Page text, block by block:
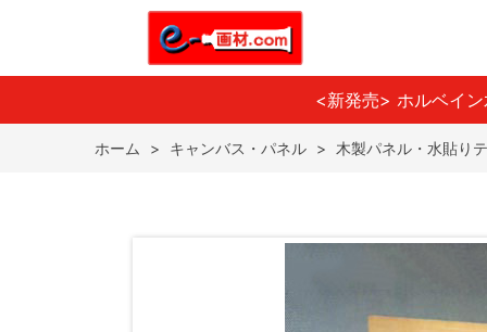
<新発売> ホルベイ
ホーム > キャンバス・パネル > 木製パネル・水貼り